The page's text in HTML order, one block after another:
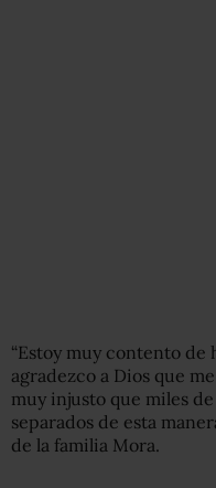
“Estoy muy contento de
agradezco a Dios que
muy injusto que miles
separados de esta
de la familia Mora.